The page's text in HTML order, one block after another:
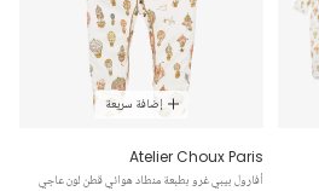
إضافة سريعة
Atelier Choux Paris
أفارول بيبي غرو بطبعة منطاد هوائي قطن لون عاجي